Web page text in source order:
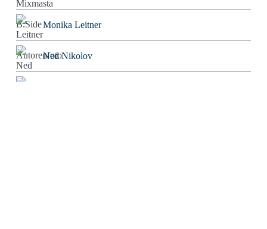
Monika Leitner
Ned Nikolov